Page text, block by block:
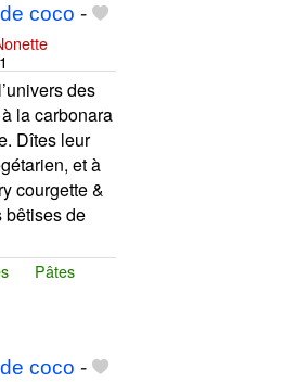
coco -
des
la carbonara
Dîtes leur
et à
courgette &
bêtises de
Pâtes
coco -